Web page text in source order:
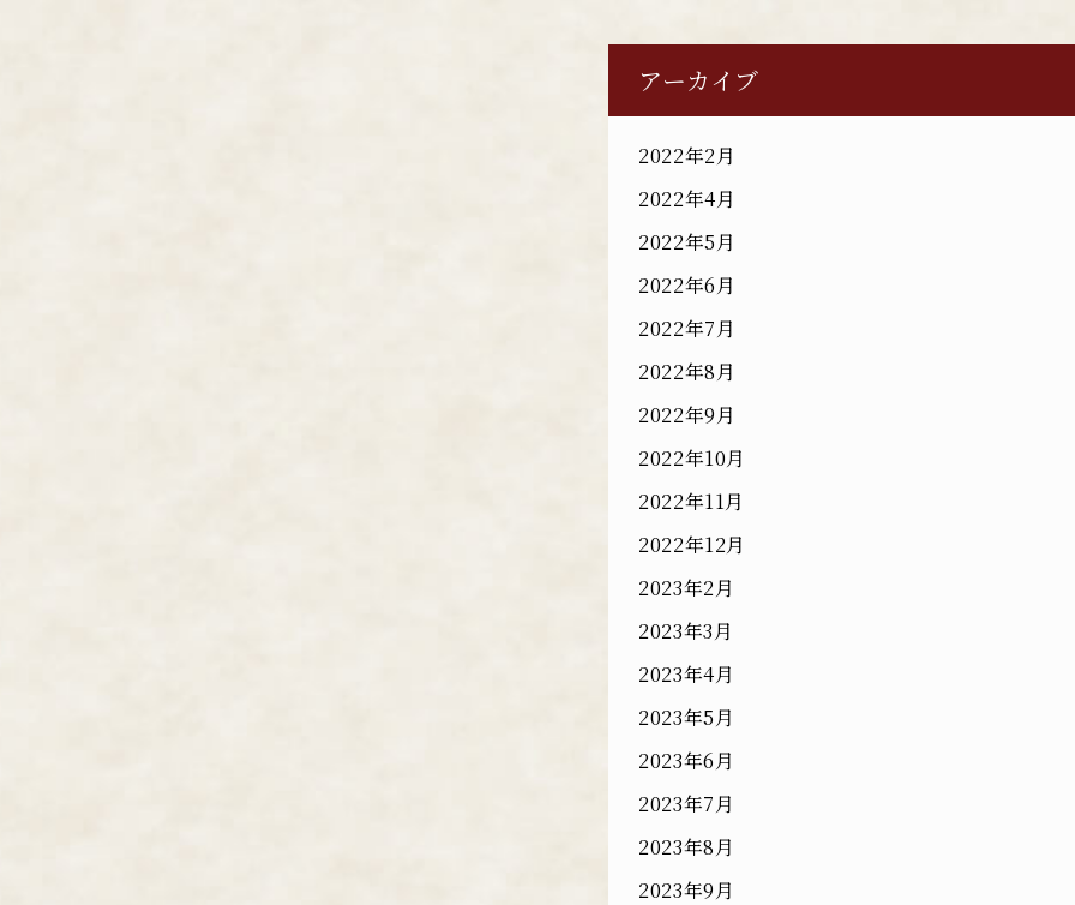
アーカイブ
2022年2月
2022年4月
2022年5月
2022年6月
2022年7月
2022年8月
2022年9月
2022年10月
2022年11月
2022年12月
2023年2月
2023年3月
2023年4月
2023年5月
2023年6月
2023年7月
2023年8月
2023年9月